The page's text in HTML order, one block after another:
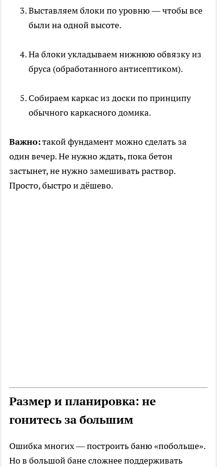
Выставляем блоки по уровню — чтобы все
были на одной высоте.
На блоки укладываем нижнюю обвязку из
бруса (обработанного антисептиком).
Собираем каркас из доски по принципу
обычного каркасного домика.
Важно:такой фундамент можно сделать за
один вечер. Не нужно ждать, пока бетон
застынет, не нужно замешивать раствор.
Просто, быстро и дёшево.
Размер и планировка: не
гонитесь за большим
Ошибка многих — построить баню «побольше».
Но в большой бане сложнее поддерживать